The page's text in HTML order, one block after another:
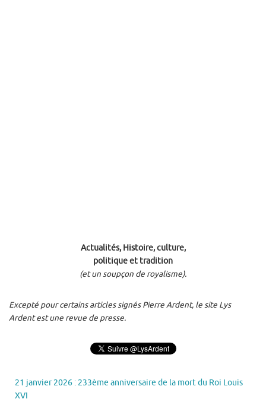
Actualités, Histoire, culture,
politique et tradition
(et un soupçon de royalisme).
Excepté pour certains articles signés Pierre Ardent, le site Lys
Ardent est une revue de presse.
21 janvier 2026 : 233ème anniversaire de la mort du Roi Louis
XVI